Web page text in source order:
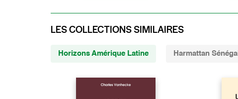
LES COLLECTIONS SIMILAIRES
Horizons Amérique Latine Harmattan Sénégal